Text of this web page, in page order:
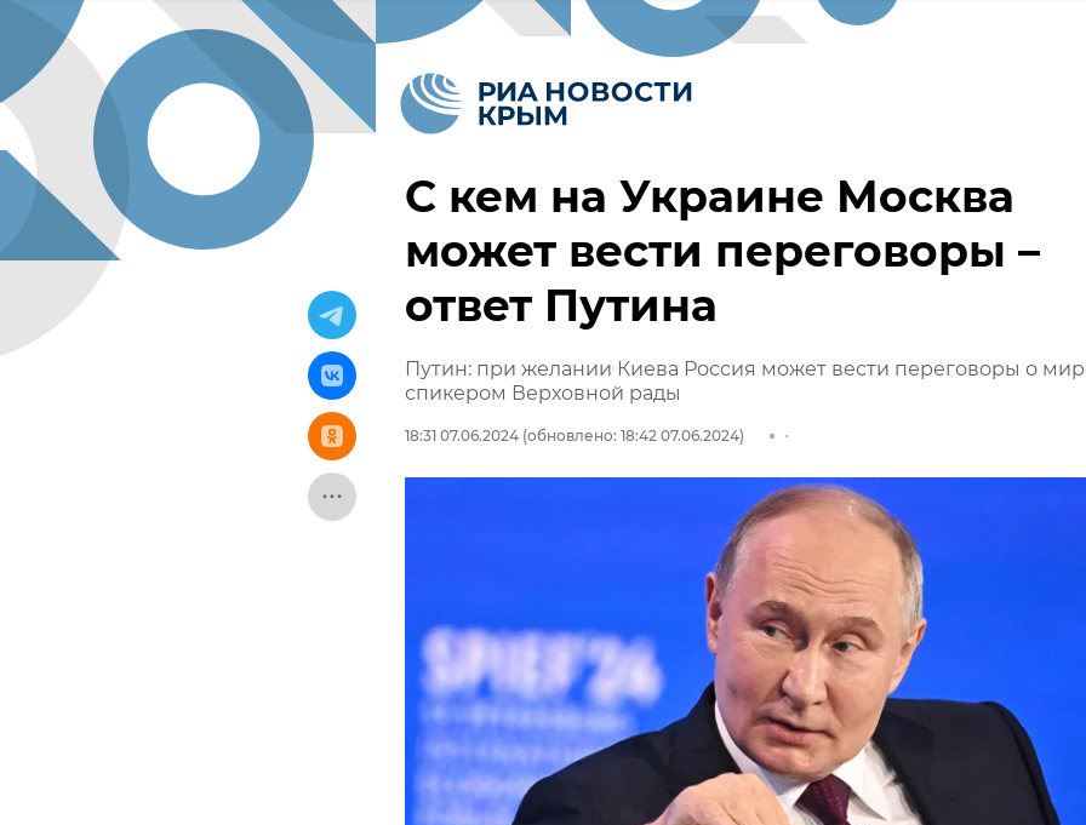
С кем на Украине Москва
может вести переговоры –
ответ Путина
Путин: при желании Киева Россия может вести переговоры о
спикером Верховной рады
18:31 07.06.2024 (обновлено: 18:42 07.06.2024)